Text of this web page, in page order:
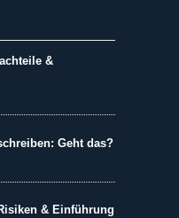
&
Geht das?
& Einführung